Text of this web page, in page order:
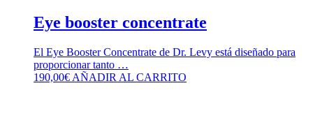
Eye booster concentrate
El Eye Booster Concentrate de Dr. Levy está diseñado para
proporcionar tanto …
190,00€ AÑADIR AL CARRITO